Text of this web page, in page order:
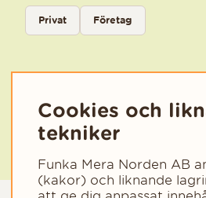
Välj kategori för nyhetsbrev
Privat
Företag
Cookies och
tekniker
Funka Mera Norden AB
(kakor) och liknande